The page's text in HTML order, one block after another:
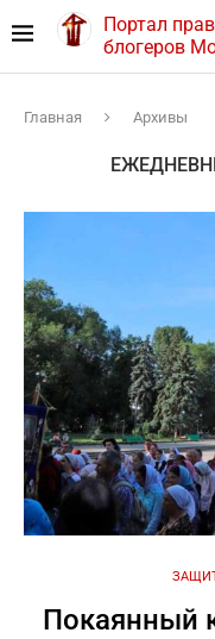
Портал
блогеров
Главная Архивы
Покаянный